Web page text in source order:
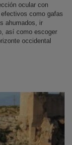
ocular con
como gafas
ahumados, ir
así como escoger
occidental